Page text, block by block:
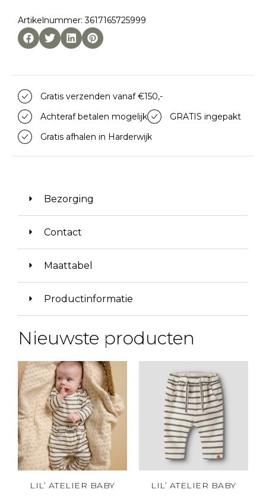
Artikelnummer: 3617165725999
Gratis verzenden vanaf €150,-
Achteraf betalen mogelijk
GRATIS ingepakt
Gratis afhalen in Harderwijk
Bezorging
Contact
Maattabel
Productinformatie
Nieuwste producten
LIL’ ATELIER BABY
LIL’ ATELIER BABY